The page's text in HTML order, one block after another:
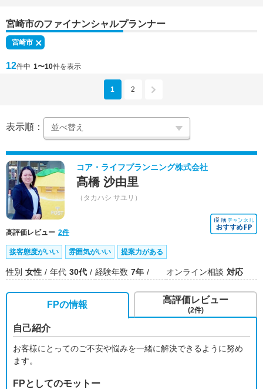
宮崎市のファイナンシャルプランナー
宮崎市
12件中 1〜10件を表示
1 2
表示順：
コア・ライフプランニング株式会社
髙橋 沙由里
（タカハシ サユリ）
高評価レビュー 2件
接客態度がいい 雰囲気がいい 提案力がある
性別 女性 年代 30代 経験年数 7年 オンライン相談 対応
FPの情報
自己紹介
お客様にとってのご不安や悩みを一緒に解決できるように努め
ます。
FPとしてのモットー
高評価レビュー
(2件)